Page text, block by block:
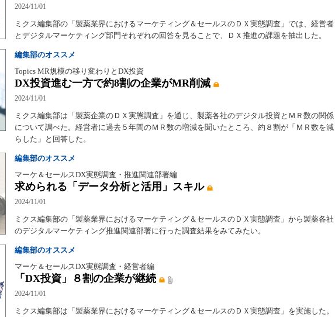
2024/11/01
ミクス編集部の「製薬業界におけるマーケティング＆セールスのＤＸ実態調査」では、経営者
とデジタルマーケティング部門それぞれの回答を見ることで、ＤＸ推進の課題を抽出した。
編集部のオススメ
Topics MR規模の移り変わりとDX投資
DX投資進む一方で約8割の企業がMR削減
2024/11/01
ミクス編集部は「製薬企業のＤＸ実態調査」を通じ、製薬各社のデジタル投資とＭＲ数の関係
について調べた。経営者に過去５年間のＭＲ数の増減を聞いたところ、約８割が「ＭＲ数を減
らした」と回答した。
編集部のオススメ
マーケ＆セールスDX実態調査・推進関連部署編
求められる「データ分析と活用」スキル
2024/11/01
ミクス編集部の「製薬業界におけるマーケティング＆セールスのＤＸ実態調査」から製薬各社
のデジタルマーケティング推進関連部署に行った調査結果をみてみたい。
編集部のオススメ
マーケ＆セールスDX実態調査・経営者編
「DX投資」８割の企業が継続
2024/11/01
ミクス編集部は「製薬業界におけるマーケティング＆セールスのＤＸ実態調査」を実施した。